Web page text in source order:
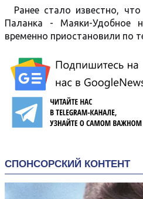
Ранее стало известно,
Паланка - Маяки-Удобное
временно приостановили по